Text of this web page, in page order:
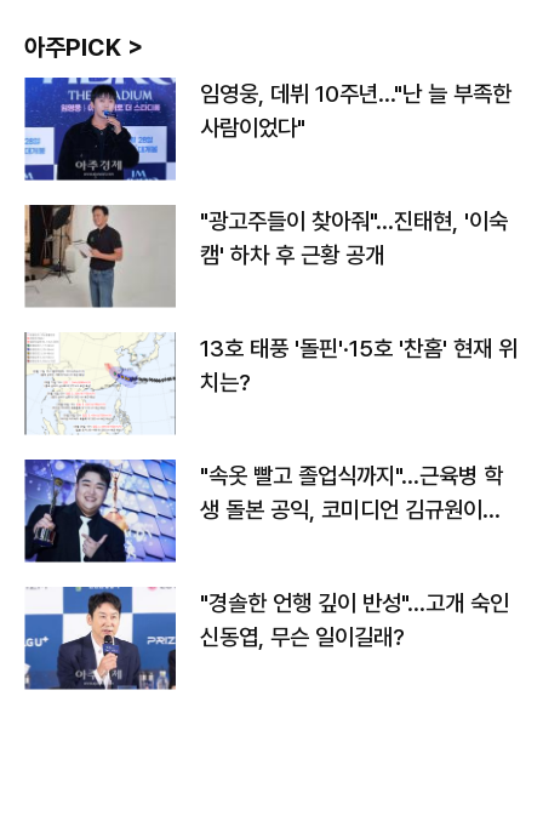
아주PICK >
임영웅, 데뷔 10주년…"난 늘 부족한
사람이었다"
"광고주들이 찾아줘"…진태현, '이숙
캠' 하차 후 근황 공개
13호 태풍 '돌핀'·15호 '찬홈' 현재 위
치는?
"속옷 빨고 졸업식까지"…근육병 학
생 돌본 공익, 코미디언 김규원이었
"경솔한 언행 깊이 반성"…고개 숙인
신동엽, 무슨 일이길래?